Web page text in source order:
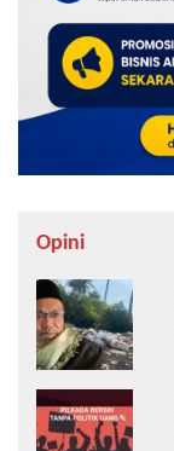
Opini